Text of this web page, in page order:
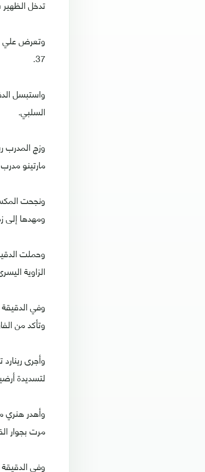
تدخل
وتعرض علي
37.
واستبسل
السلبي.
مارتينو
ومهدها إلى
الزاوية
وتأكد من
لتسديدة
وأهدر هنري
مرت بجوار